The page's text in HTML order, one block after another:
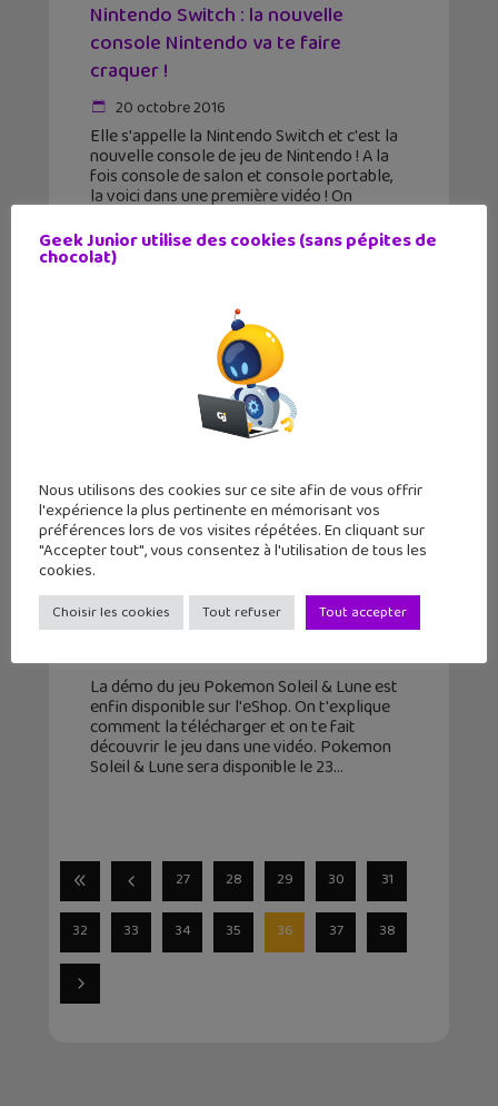
Nintendo Switch : la nouvelle
console Nintendo va te faire
craquer !
20 octobre 2016
Elle s'appelle la Nintendo Switch et c'est la
nouvelle console de jeu de Nintendo ! A la
fois console de salon et console portable,
la voici dans une première vidéo ! On
Tu peux télécharger la démo de
Pokemon Soleil & Lune !
18 octobre 2016
La démo du jeu Pokemon Soleil & Lune est
enfin disponible sur l'eShop. On t'explique
comment la télécharger et on te fait
découvrir le jeu dans une vidéo. Pokemon
Soleil & Lune sera disponible le 23
27 28 29 30 31
32 33 34 35 36 37 38
Geek Junior utilise des cookies (sans pépites de
chocolat)
Nous utilisons des cookies sur ce site afin de vous offrir
l'expérience la plus pertinente en mémorisant vos
préférences lors de vos visites répétées. En cliquant sur
"Accepter tout", vous consentez à l'utilisation de tous les
cookies.
Choisir les cookies Tout refuser Tout accepter